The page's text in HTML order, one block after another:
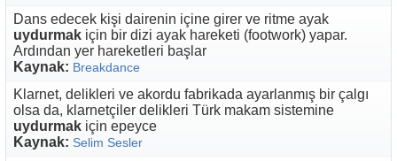
Dans edecek kişi dairenin içine girer ve ritme ayak
uydurmak için bir dizi ayak hareketi (footwork) yapar.
Ardından yer hareketleri başlar
Kaynak: Breakdance
Klarnet, delikleri ve akordu fabrikada ayarlanmış bir çalgı
olsa da, klarnetçiler delikleri Türk makam sistemine
uydurmak için epeyce
Kaynak: Selim Sesler